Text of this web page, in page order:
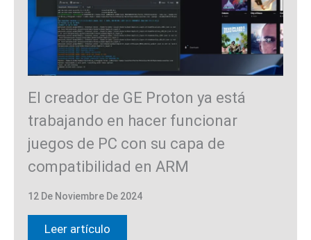
El creador de GE Proton ya está
trabajando en hacer funcionar
juegos de PC con su capa de
compatibilidad en ARM
12 De Noviembre De 2024
Leer artículo